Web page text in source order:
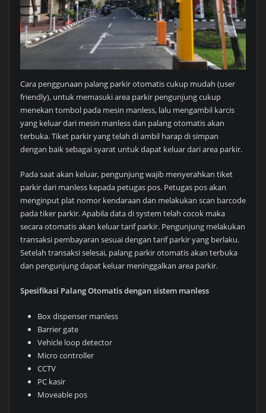
Cara penggunaan palang parkir otomatis cukup mudah (user
friendly), untuk memasuki area parkir pengunjung cukup
menekan tombol pada mesin manless, lalu mengambil karcis
yang keluar dari mesin manless dan palang otomatis akan
terbuka. Tiket parkir yang telah di ambil harap di simpan
dengan baik sebagai syarat untuk dapat keluar dari area parkir.
Pada saat akan keluar, pengunjung wajib menyerahkan tiket
parkir dari manless kepada petugas pos. Petugas pos akan
menginput plat nomor kendaraan dan melakukan scan barcode
pada tiker parkir. Apabila data di system telah cocok maka
secara otomatis akan keluar tarif parkir. Pengunjung melakukan
transaksi pembayaran sesuai dengan tarif parkir yang berlaku.
Setelah transaksi selesai, palang parkir otomatis akan terbuka
dan pengunjung dapat keluar meninggalkan area parkir.
Spesifikasi Palang Otomatis dengan sistem manless
Box dispenser manless
Barrier gate
Vehicle loop detector
Micro controller
CCTV
PC kasir
Moveable pos